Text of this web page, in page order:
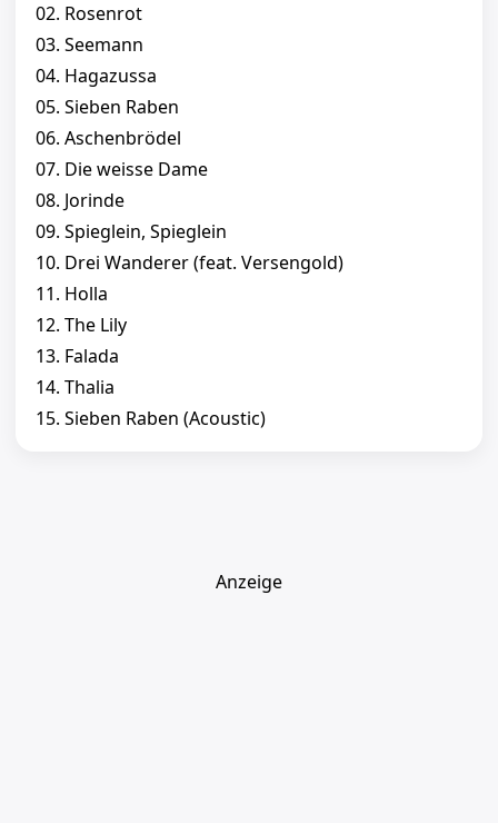
02. Rosenrot
03. Seemann
04. Hagazussa
05. Sieben Raben
06. Aschenbrödel
07. Die weisse Dame
08. Jorinde
09. Spieglein, Spieglein
10. Drei Wanderer (feat. Versengold)
11. Holla
12. The Lily
13. Falada
14. Thalia
15. Sieben Raben (Acoustic)
Anzeige